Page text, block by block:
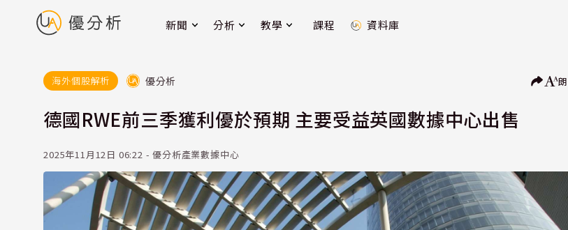
新聞 分析 教學 課程 資料庫
海外個股解析 優分析
德國RWE前三季獲利優於預期 主要受益英國數據中心出售
2025年11月12日 06:22 - 優分析產業數據中心